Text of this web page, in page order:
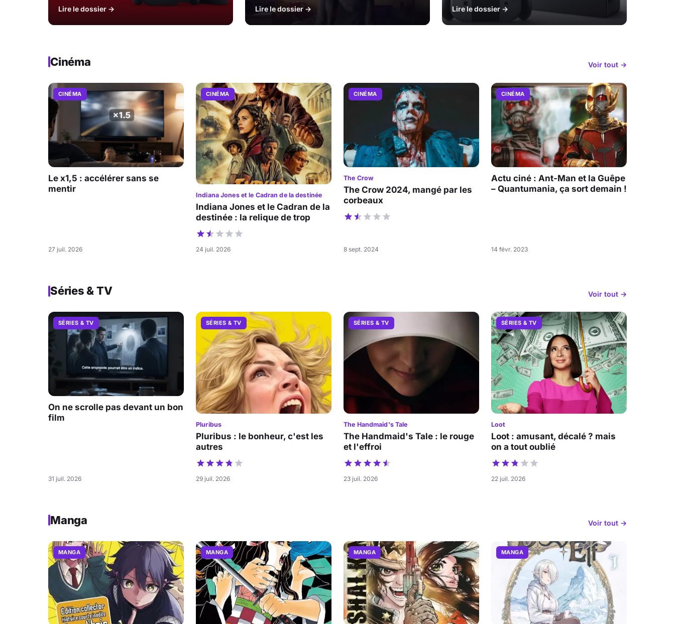
Lire le dossier → Lire le dossier → Lire le dossier →
Cinéma Voir tout →
CINÉMA
Le x1,5 : accélérer sans se
mentir
27 juil. 2026
CINÉMA
Indiana Jones et le Cadran de la destinée
Indiana Jones et le Cadran de la
destinée : la relique de trop
24 juil. 2026
CINÉMA
The Crow
The Crow 2024, mangé par les
corbeaux
8 sept. 2024
CINÉMA
Actu ciné : Ant-Man et la Guêpe
– Quantumania, ça sort demain !
14 févr. 2023
Séries & TV Voir tout →
SÉRIES & TV
On ne scrolle pas devant un bon
film
31 juil. 2026
SÉRIES & TV
Pluribus
Pluribus : le bonheur, c'est les
autres
29 juil. 2026
SÉRIES & TV
The Handmaid's Tale
The Handmaid's Tale : le rouge
et l'effroi
23 juil. 2026
SÉRIES & TV
Loot
Loot : amusant, décalé ? mais
on a tout oublié
22 juil. 2026
Manga Voir tout →
MANGA MANGA MANGA MANGA